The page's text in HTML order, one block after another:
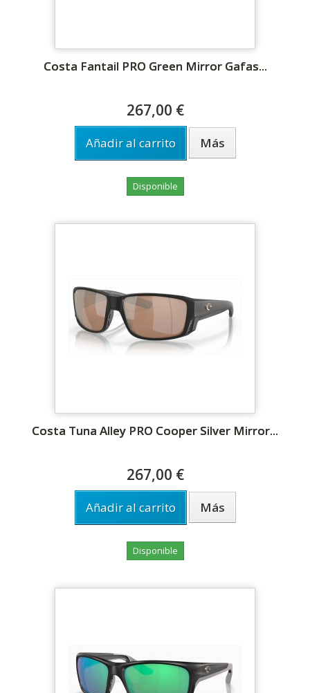
Costa Fantail PRO Green Mirror Gafas...
267,00 €
Añadir al carrito Más
Disponible
Costa Tuna Alley PRO Cooper Silver Mirror...
267,00 €
Añadir al carrito Más
Disponible